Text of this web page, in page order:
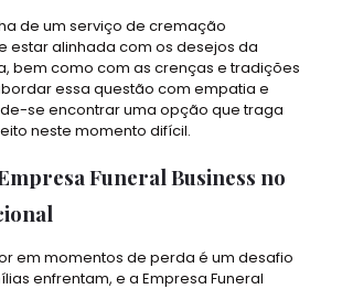
de um serviço de cremação
estar alinhada com os desejos da
bem como com as crenças e tradições
essa questão com empatia e
se encontrar uma opção que traga
neste momento difícil.
Funeral Business no
em momentos de perda é um desafio
enfrentam, e a Empresa Funeral